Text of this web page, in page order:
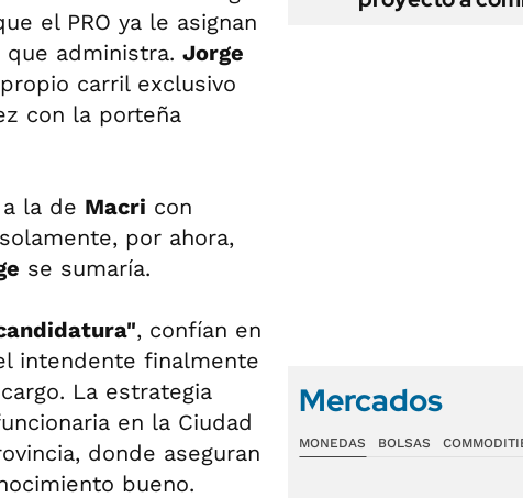
el PRO ya le asignan
administra. Jorge
carril exclusivo
con la porteña
la de Macri con
por ahora,
se sumaría.
, confían en
intendente finalmente
La estrategia
en la Ciudad
donde aseguran
bueno.
Mercados
MONEDAS BOLSAS